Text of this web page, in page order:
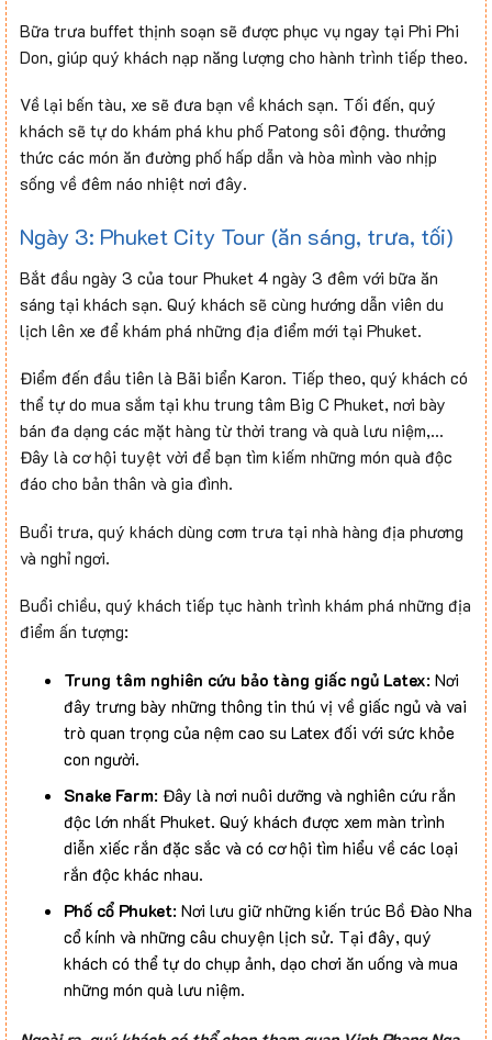
Bữa trưa buffet thịnh soạn sẽ được phục vụ ngay tại Phi Phi
Don, giúp quý khách nạp năng lượng cho hành trình tiếp theo.
Về lại bến tàu, xe sẽ đưa bạn về khách sạn. Tối đến, quý
khách sẽ tự do khám phá khu phố Patong sôi động. thưởng
thức các món ăn đường phố hấp dẫn và hòa mình vào nhịp
sống về đêm náo nhiệt nơi đây.
Ngày 3: Phuket City Tour (ăn sáng, trưa, tối)
Bắt đầu ngày 3 của tour Phuket 4 ngày 3 đêm với bữa ăn
sáng tại khách sạn. Quý khách sẽ cùng hướng dẫn viên du
lịch lên xe để khám phá những địa điểm mới tại Phuket.
Điểm đến đầu tiên là Bãi biển Karon. Tiếp theo, quý khách có
thể tự do mua sắm tại khu trung tâm Big C Phuket, nơi bày
bán đa dạng các mặt hàng từ thời trang và quà lưu niệm,…
Đây là cơ hội tuyệt vời để bạn tìm kiếm những món quà độc
đáo cho bản thân và gia đình.
Buổi trưa, quý khách dùng cơm trưa tại nhà hàng địa phương
và nghỉ ngơi.
Buổi chiều, quý khách tiếp tục hành trình khám phá những địa
điểm ấn tượng:
Trung tâm nghiên cứu bảo tàng giấc ngủ Latex: Nơi
đây trưng bày những thông tin thú vị về giấc ngủ và vai
trò quan trọng của nệm cao su Latex đối với sức khỏe
con người.
Snake Farm: Đây là nơi nuôi dưỡng và nghiên cứu rắn
độc lớn nhất Phuket. Quý khách được xem màn trình
diễn xiếc rắn đặc sắc và có cơ hội tìm hiểu về các loại
rắn độc khác nhau.
Phố cổ Phuket: Nơi lưu giữ những kiến trúc Bồ Đào Nha
cổ kính và những câu chuyện lịch sử. Tại đây, quý
khách có thể tự do chụp ảnh, dạo chơi ăn uống và mua
những món quà lưu niệm.